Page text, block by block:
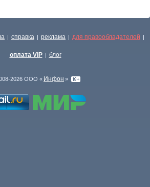
| справка | реклама | для правообладателей |
оплата VIP | блог
2026 ООО « Инфон »